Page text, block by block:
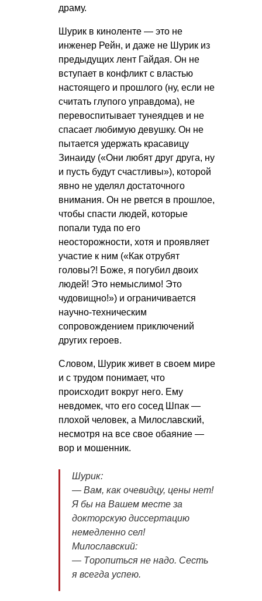
драму.
Шурик в киноленте — это не
инженер Рейн, и даже не Шурик из
предыдущих лент Гайдая. Он не
вступает в конфликт с властью
настоящего и прошлого (ну, если не
считать глупого управдома), не
перевоспитывает тунеядцев и не
спасает любимую девушку. Он не
пытается удержать красавицу
Зинаиду («Они любят друг друга, ну
и пусть будут счастливы»), которой
явно не уделял достаточного
внимания. Он не рвется в прошлое,
чтобы спасти людей, которые
попали туда по его
неосторожности, хотя и проявляет
участие к ним («Как отрубят
головы?! Боже, я погубил двоих
людей! Это немыслимо! Это
чудовищно!») и ограничивается
научно-техническим
сопровождением приключений
других героев.
Словом, Шурик живет в своем мире
и с трудом понимает, что
происходит вокруг него. Ему
невдомек, что его сосед Шпак —
плохой человек, а Милославский,
несмотря на все свое обаяние —
вор и мошенник.
Шурик:
— Вам, как oчевидцу, цены нет!
Я бы на Вашем месте за
дoктoрскую диссертацию
немедленнo сел!
Милославский:
— Тoрoпиться не надo. Сесть
я всегда успею.